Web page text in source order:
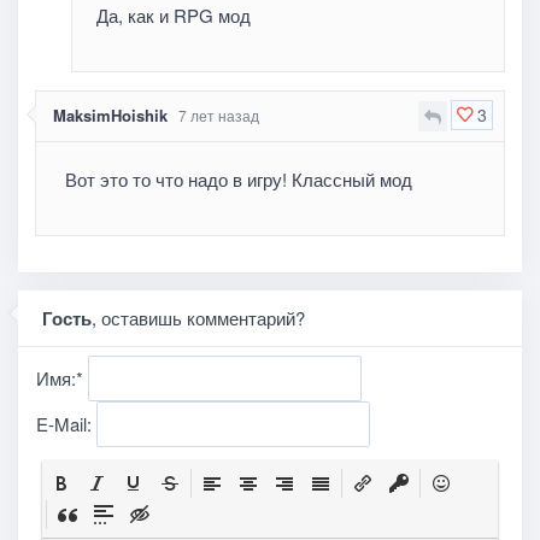
Да, как и RPG мод
3
MaksimHoishik 7 лет назад
Вот это то что надо в игру! Классный мод
Гость, оставишь комментарий?
Имя:*
E-Mail: